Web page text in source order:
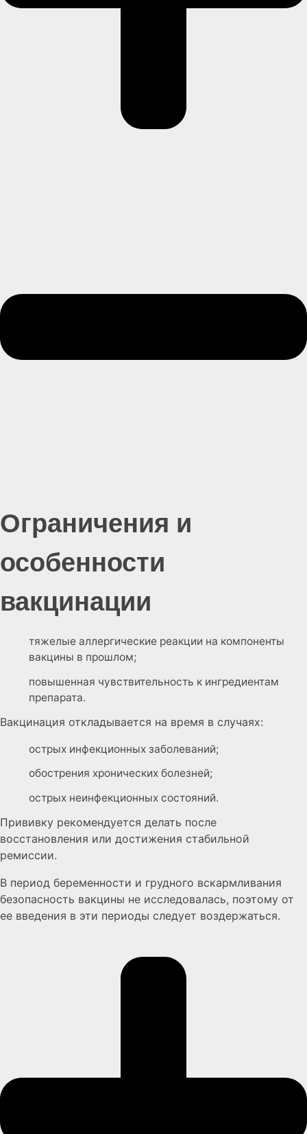
Ограничения и
особенности
вакцинации
тяжелые аллергические реакции на компоненты
вакцины в прошлом;
повышенная чувствительность к ингредиентам
препарата.
Вакцинация откладывается на время в случаях:
острых инфекционных заболеваний;
обострения хронических болезней;
острых неинфекционных состояний.
Прививку рекомендуется делать после
восстановления или достижения стабильной
ремиссии.
В период беременности и грудного вскармливания
безопасность вакцины не исследовалась, поэтому от
ее введения в эти периоды следует воздержаться.